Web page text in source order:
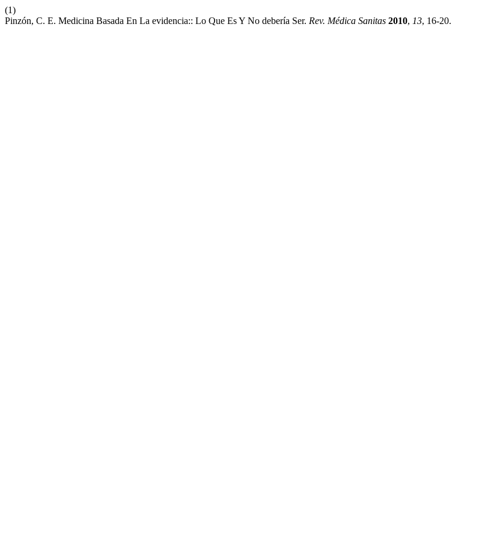
(1)
Pinzón, C. E. Medicina Basada En La evidencia:: Lo Que Es Y No debería Ser. Rev. Médica Sanitas 2010, 13, 16-20.